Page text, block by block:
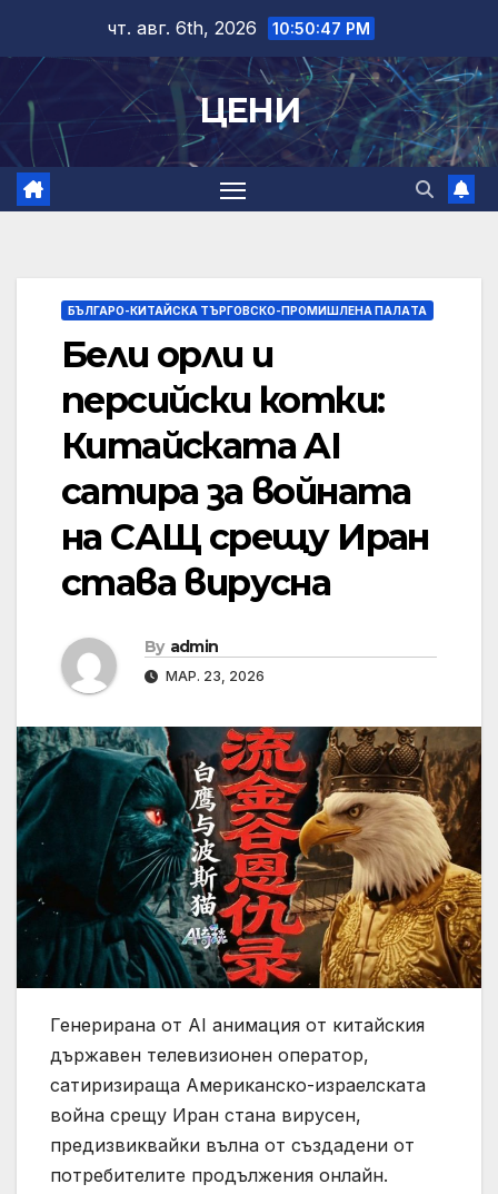
content
чт. авг. 6th, 2026 10:50:48 PM
ЦЕНИ
БЪЛГАРО-КИТАЙСКА ТЪРГОВСКО-ПРОМИШЛЕНА ПАЛAТА
Бели орли и
персийски котки:
Китайската AI
сатира за войната
на САЩ срещу Иран
става вирусна
By admin
МАР. 23, 2026
Генерирана от AI анимация от китайския
държавен телевизионен оператор,
сатиризираща Американско-израелската
война срещу Иран стана вирусен,
предизвиквайки вълна от създадени от
потребителите продължения онлайн.